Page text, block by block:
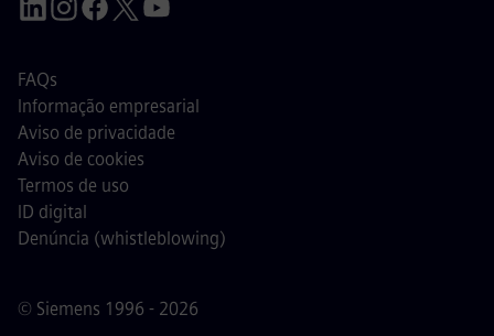
© Siemens 1996 - 2026
FAQs
Informação empresarial
Aviso de privacidade
Aviso de cookies
Termos de uso
ID digital
Denúncia (whistleblowing)